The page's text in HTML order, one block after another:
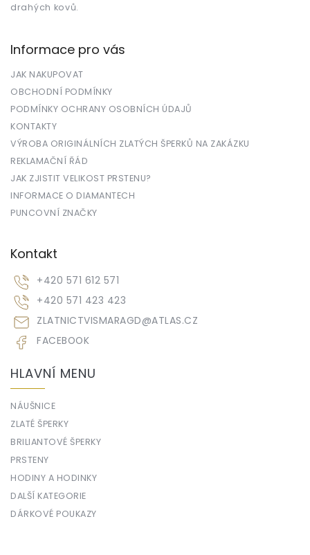
drahých kovů.
Informace pro vás
JAK NAKUPOVAT
OBCHODNÍ PODMÍNKY
PODMÍNKY OCHRANY OSOBNÍCH ÚDAJŮ
KONTAKTY
VÝROBA ORIGINÁLNÍCH ZLATÝCH ŠPERKŮ NA ZAKÁZKU
REKLAMAČNÍ ŘÁD
JAK ZJISTIT VELIKOST PRSTENU?
INFORMACE O DIAMANTECH
PUNCOVNÍ ZNAČKY
Kontakt
ZLATNICTVISMARAGD@ATLAS.CZ
+420 571 612 571
+420 571 423 423
FACEBOOK
HLAVNÍ MENU
NÁUŠNICE
ZLATÉ ŠPERKY
BRILIANTOVÉ ŠPERKY
PRSTENY
HODINY A HODINKY
DALŠÍ KATEGORIE
DÁRKOVÉ POUKAZY